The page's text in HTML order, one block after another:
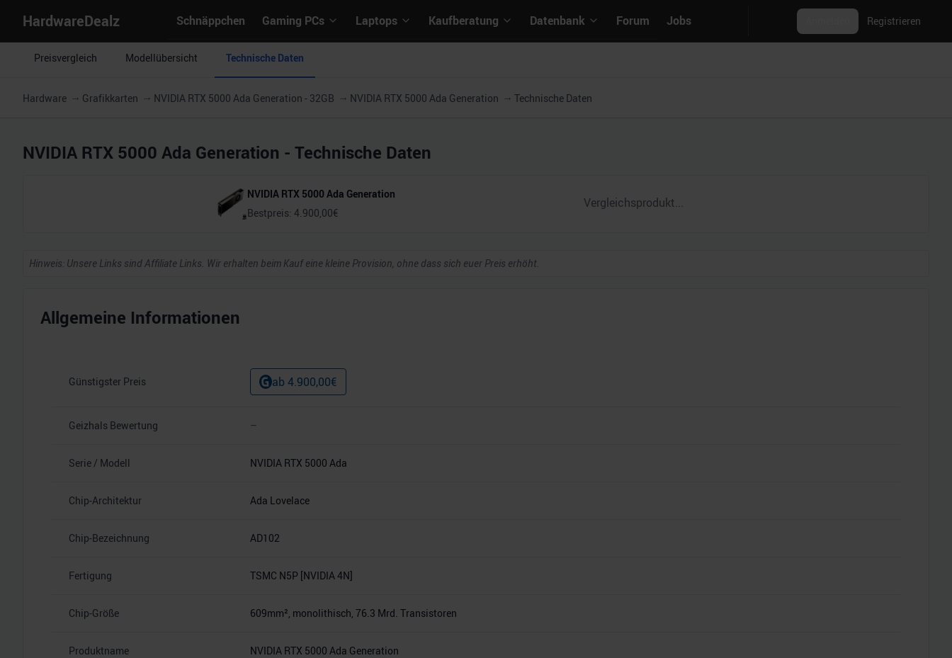
HardwareDealz Schnäppchen Gaming PCs Laptops Kaufberatung Datenbank Forum Jobs Registrieren
Preisvergleich Modellübersicht Technische Daten
Hardware Grafikkarten NVIDIA RTX 5000 Ada Generation - 32GB NVIDIA RTX 5000 Ada Generation Technische Daten
NVIDIA RTX 5000 Ada Generation - Technische Daten
NVIDIA RTX 5000 Ada Generation
Bestpreis: 4.900,00€
Hinweis: Unsere Links sind Affiliate Links. Wir erhalten beim Kauf eine kleine Provision, ohne dass sich euer Preis erhöht.
Allgemeine Informationen
Günstigster Preis ab 4.900,00€
Geizhals Bewertung –
Serie / Modell NVIDIA RTX 5000 Ada
Chip-Architektur Ada Lovelace
Chip-Bezeichnung AD102
Fertigung TSMC N5P [NVIDIA 4N]
Chip-Größe 609mm², monolithisch, 76.3 Mrd. Transistoren
Produktname NVIDIA RTX 5000 Ada Generation